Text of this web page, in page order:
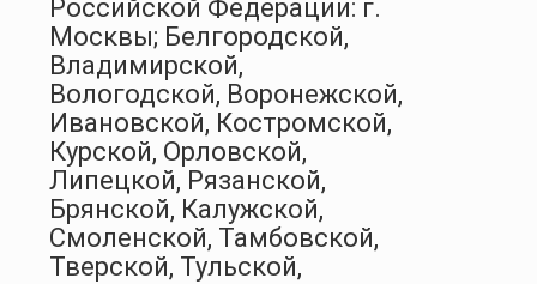
Российской Федерации: г.
Москвы; Белгородской,
Владимирской,
Вологодской, Воронежской,
Ивановской, Костромской,
Курской, Орловской,
Липецкой, Рязанской,
Брянской, Калужской,
Смоленской, Тамбовской,
Тверской, Тульской,